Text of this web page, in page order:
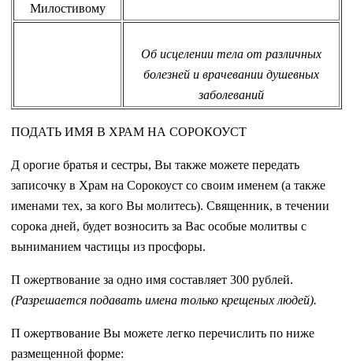
Милостивому
Об исцелении тела от различных
болезней и врачевании душевных
заболеваний
ПОДАТЬ ИМЯ В ХРАМ НА СОРОКОУСТ
Д орогие братья и сестры, Вы также можете передать
записочку в Храм на Сорокоуст со своим именем (а также
именами тех, за кого Вы молитесь). Священник, в течении
сорока дней, будет возносить за Вас особые молитвы с
выниманием частицы из просфоры.
П ожертвование за одно имя составляет 300 рублей.
(Разрешается подавать имена только крещеных людей).
П ожертвование Вы можете легко перечислить по ниже
размещенной форме: